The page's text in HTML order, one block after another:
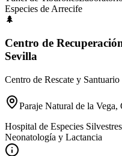
Especies de Arrecife
🌲
Centro de
Sevilla
Centro de Rescate y Santuario
Paraje Natural de la
Hospital de Especies Silvestres
Neonatología y Lactancia